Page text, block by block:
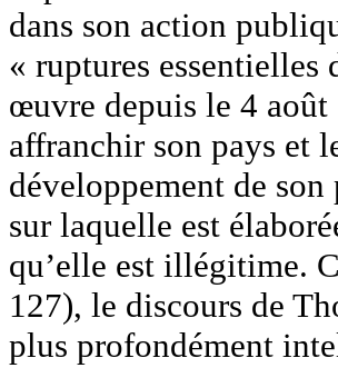
dans son action
« ruptures
œuvre depuis le 4
affranchir son pays et
développement de
sur laquelle est
qu’elle est illégitime.
127), le discours de
plus profondément